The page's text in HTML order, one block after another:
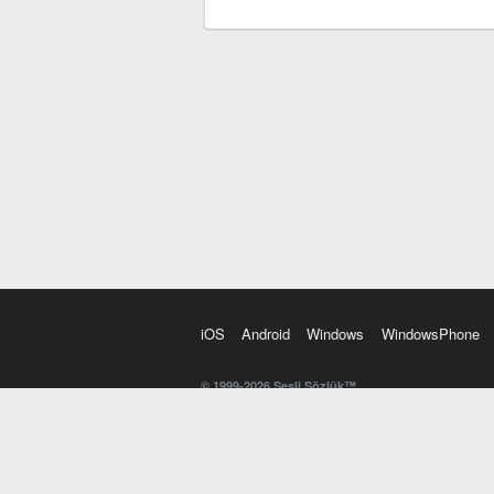
iOS Android Windows WindowsPhone
© 1999-2026 Sesli Sözlük™